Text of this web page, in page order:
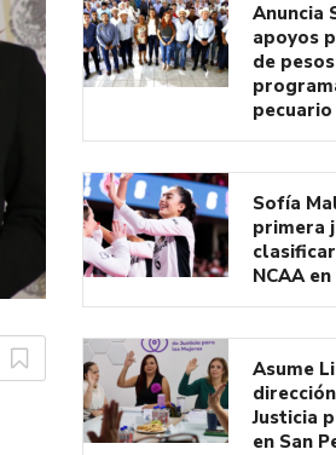
Anuncia
apoyos
de
Sofía
primera
NCAA
Asume
Justicia
en San